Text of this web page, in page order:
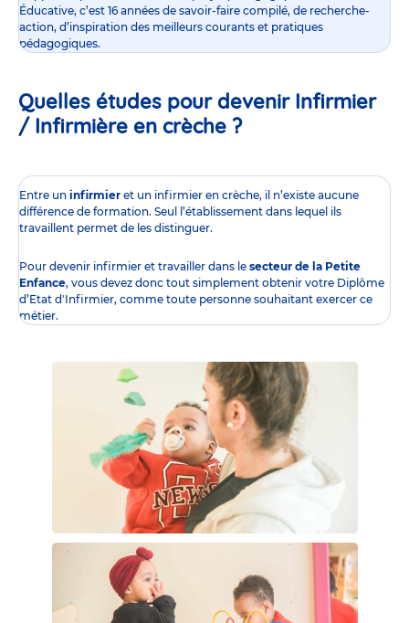
Éducative, c’est 16 années de savoir-faire compilé, de recherche-
action, d’inspiration des meilleurs courants et pratiques
pédagogiques.
Quelles études pour devenir Infirmier
/ Infirmière en crèche ?
Entre un infirmier et un infirmier en crèche, il n’existe aucune
différence de formation. Seul l’établissement dans lequel ils
travaillent permet de les distinguer.
Pour devenir infirmier et travailler dans le secteur de la Petite
Enfance, vous devez donc tout simplement obtenir votre Diplôme
d’Etat d'Infirmier, comme toute personne souhaitant exercer ce
métier.